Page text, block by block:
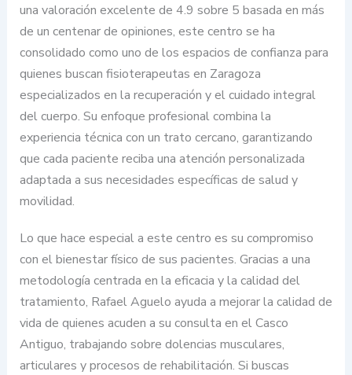
una valoración excelente de 4.9 sobre 5 basada en más
de un centenar de opiniones, este centro se ha
consolidado como uno de los espacios de confianza para
quienes buscan fisioterapeutas en Zaragoza
especializados en la recuperación y el cuidado integral
del cuerpo. Su enfoque profesional combina la
experiencia técnica con un trato cercano, garantizando
que cada paciente reciba una atención personalizada
adaptada a sus necesidades específicas de salud y
movilidad.
Lo que hace especial a este centro es su compromiso
con el bienestar físico de sus pacientes. Gracias a una
metodología centrada en la eficacia y la calidad del
tratamiento, Rafael Aguelo ayuda a mejorar la calidad de
vida de quienes acuden a su consulta en el Casco
Antiguo, trabajando sobre dolencias musculares,
articulares y procesos de rehabilitación. Si buscas